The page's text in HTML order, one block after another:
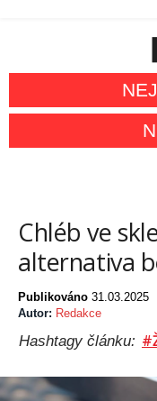
Chléb ve
alternativa
Publikováno 31.03.2025
Autor: Redakce
Hashtagy článku: